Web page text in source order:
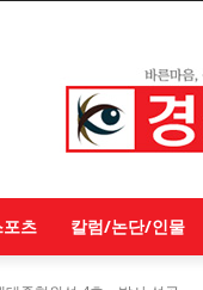
츠 칼럼/논단/인물